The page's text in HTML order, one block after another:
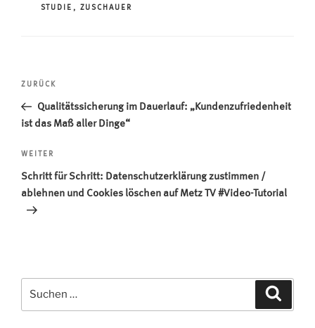
STUDIE , ZUSCHAUER
Beitragsnavigation
Vorheriger
Beitrag
ZURÜCK
Qualitätssicherung im Dauerlauf: „Kundenzufriedenheit
ist das Maß aller Dinge“
Nächster
Beitrag
WEITER
Schritt für Schritt: Datenschutzerklärung zustimmen /
ablehnen und Cookies löschen auf Metz TV #Video-Tutorial